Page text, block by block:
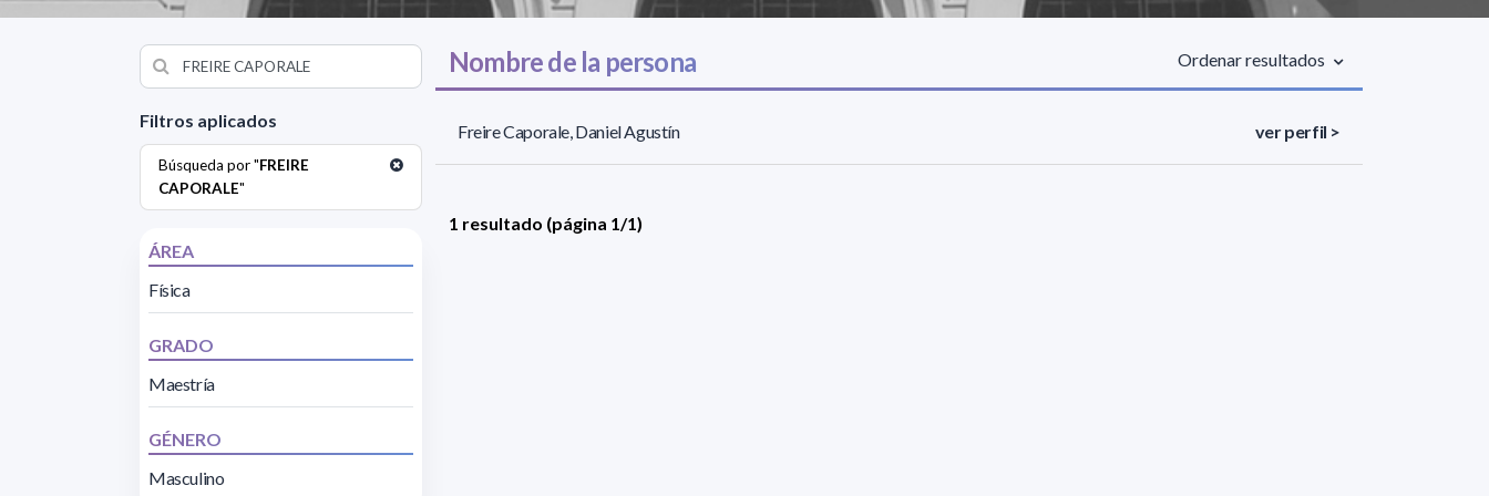
Filtros aplicados
Búsqueda por "FREIRE
CAPORALE"
ÁREA
Física
GRADO
Maestría
GÉNERO
Masculino
Nombre de la persona Ordenar resultados
Freire Caporale, Daniel Agustín ver perfil >
1 resultado (página 1/1)